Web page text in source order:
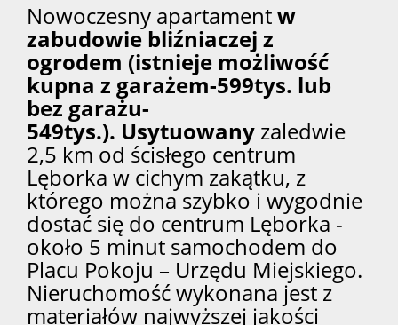
Nowoczesny apartamentw
zabudowie bliźniaczej z
ogrodem (istnieje możliwość
kupna z garażem-599tys. lub
bez garażu-
549tys.). Usytuowany zaledwie
2,5 km od ścisłego centrum
Lęborka w cichym zakątku, z
którego można szybko i wygodnie
dostać się do centrum Lęborka -
około 5 minut samochodem do
Placu Pokoju – Urzędu Miejskiego.
Nieruchomość wykonana jest z
materiałów najwyższej jakości